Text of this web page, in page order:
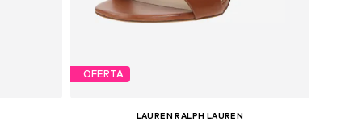
OFERTA
LAUREN RALPH LAUREN